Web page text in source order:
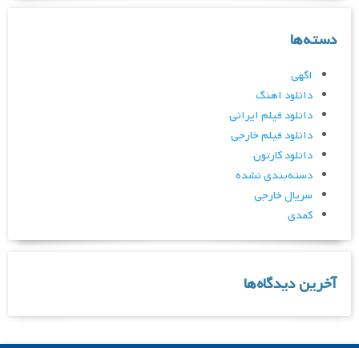
دسته‌ها
اگهی
دانلود اهنگ
دانلود فیلم ایرانی
دانلود فیلم خارجی
دانلود کارتون
دسته‌بندی نشده
سریال خارجی
کمدی
آخرین دیدگاه‌ها